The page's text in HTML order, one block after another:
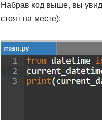
Набрав код выше, вы
стоят на месте):